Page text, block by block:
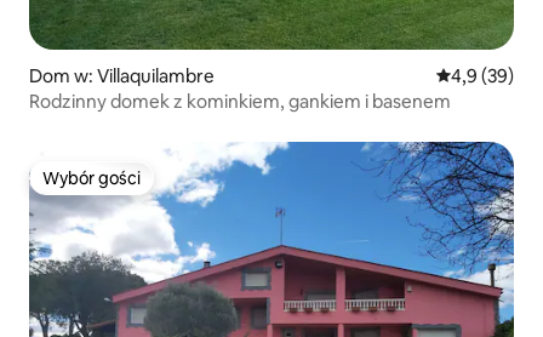
Dom w: Villaquilambre Średnia
4,9 (39)
Rodzinny domek z kominkiem, gankiem i basenem
Wybór gości
Wybór gości